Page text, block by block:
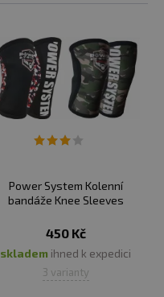
Power System Kolenní
bandáže Knee Sleeves
450 Kč
skladem ihned k expedici
3 varianty